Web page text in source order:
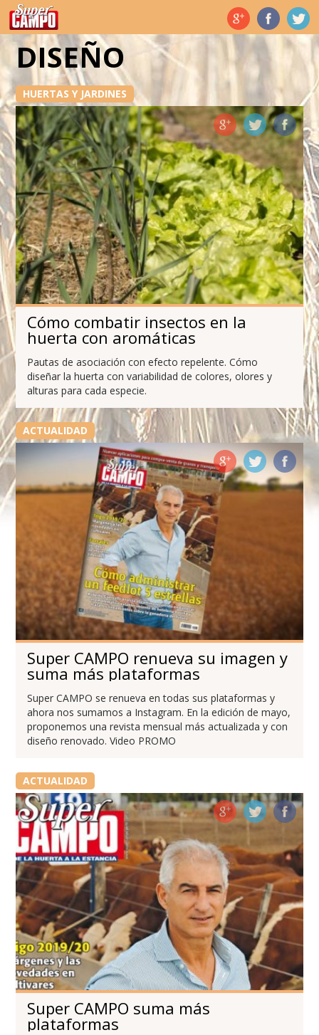
Temas de hoy
DISEÑO
HUERTAS Y JARDINES
Cómo combatir insectos en la
huerta con aromáticas
Pautas de asociación con efecto repelente. Cómo
diseñar la huerta con variabilidad de colores, olores y
alturas para cada especie.
ACTUALIDAD
Super CAMPO renueva su imagen y
suma más plataformas
Super CAMPO se renueva en todas sus plataformas y
ahora nos sumamos a Instagram. En la edición de mayo,
proponemos una revista mensual más actualizada y con
diseño renovado. Video PROMO
ACTUALIDAD
Super CAMPO suma más
plataformas